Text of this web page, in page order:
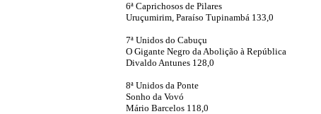
6ª Caprichosos de Pilares
Uruçumirim, Paraíso Tupinambá 133,0
7ª Unidos do Cabuçu
O Gigante Negro da Abolição à República
Divaldo Antunes 128,0
8ª Unidos da Ponte
Sonho da Vovó
Mário Barcelos 118,0